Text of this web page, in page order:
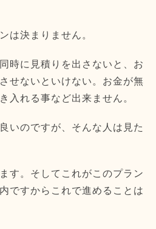
は決まりません。
時に見積りを出さないと、お
せないといけない。お金が無
入れる事など出来ません。
いのですが、そんな人は見た
す。そしてこれがこのプラン
ですからこれで進めることは